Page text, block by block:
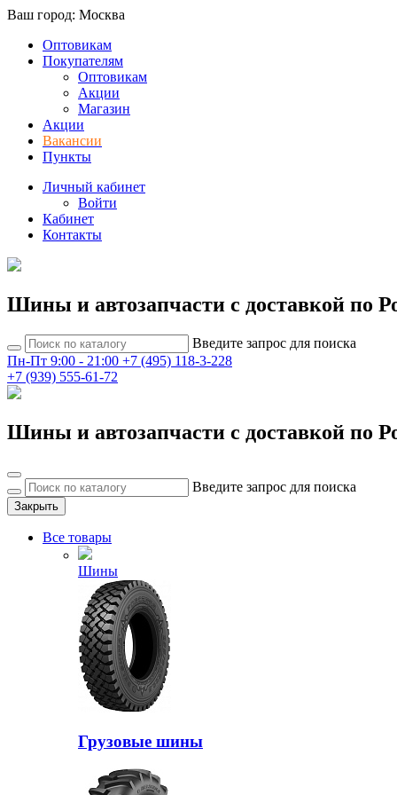
Ваш город: Москва
Оптовикам
Покупателям
Оптовикам
Акции
Магазин
Акции
Вакансии
Пункты
Личный кабинет
Войти
Кабинет
Контакты
Шины и автозапчасти с доставкой по
Введите запрос для поиска
Пн-Пт 9:00 - 21:00 +7 (495) 118-3-228
+7 (939) 555-61-72
Шины и автозапчасти с доставкой по
Введите запрос для поиска
Закрыть
Все товары
Шины
Грузовые шины